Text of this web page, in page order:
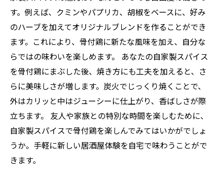
す。例えば、クミンやパプリカ、胡椒をベースに、好み
のハーブを加えてオリジナルブレンドを作ることができ
ます。これにより、骨付鶏に新たな風味を加え、自分な
らではの味わいを楽しめます。 あなたの自家製スパイス
を骨付鶏にまぶした後、焼き方にも工夫を加えると、さ
らに美味しさが増します。炭火でじっくり焼くことで、
外はカリッと中はジューシーに仕上がり、香ばしさが際
立ちます。 友人や家族との特別な時間を楽しむために、
自家製スパイスで骨付鶏を楽しんでみてはいかがでしょ
うか。手軽に新しい居酒屋体験を自宅で味わうことがで
きます。